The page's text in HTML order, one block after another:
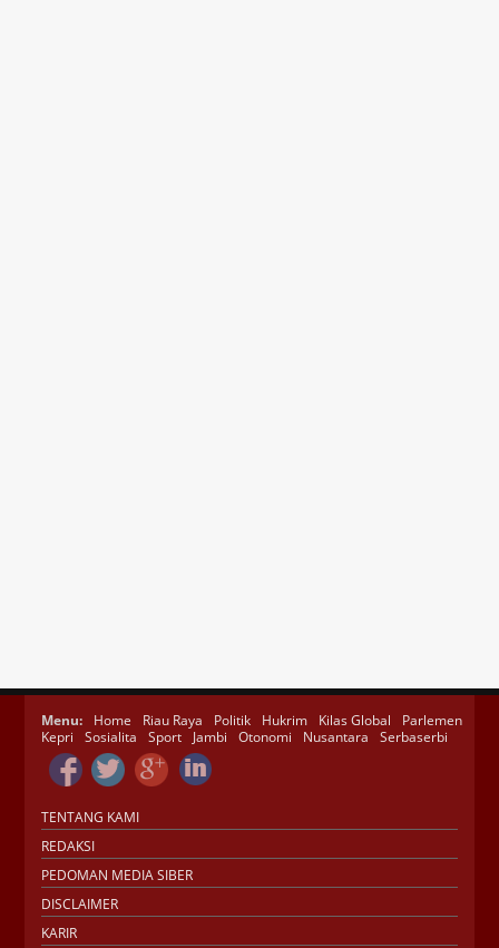
Menu: Home Riau Raya Politik Hukrim Kilas Global
Parlemen
Kepri
Sosialita Sport Jambi Otonomi Nusantara Serbaserbi
TENTANG KAMI
REDAKSI
PEDOMAN MEDIA SIBER
DISCLAIMER
KARIR